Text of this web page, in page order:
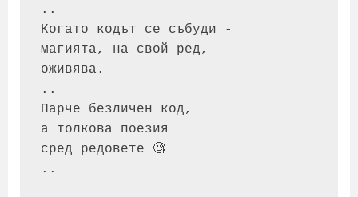
..
Когато кодът се събуди -
магията, на свой ред,
оживява.
..
Парче безличен код,
а толкова поезия
сред редовете 🧐️
..